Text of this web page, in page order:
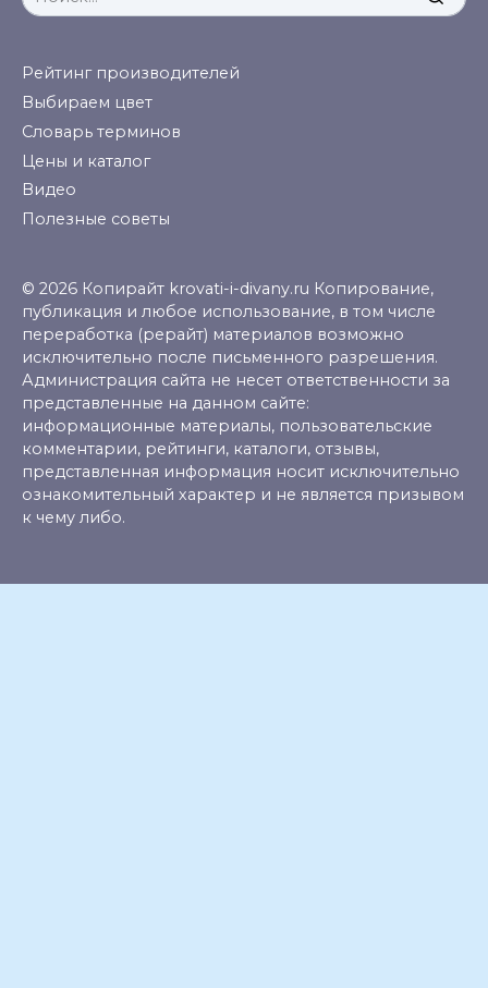
for:
Рейтинг производителей
Выбираем цвет
Словарь терминов
Цены и каталог
Видео
Полезные советы
© 2026 Копирайт krovati-i-divany.ru Копирование,
публикация и любое использование, в том числе
переработка (рерайт) материалов возможно
исключительно после письменного разрешения.
Администрация сайта не несет ответственности за
представленные на данном сайте:
информационные материалы, пользовательские
комментарии, рейтинги, каталоги, отзывы,
представленная информация носит исключительно
ознакомительный характер и не является призывом
к чему либо.